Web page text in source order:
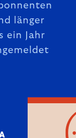
länger
ein Jahr